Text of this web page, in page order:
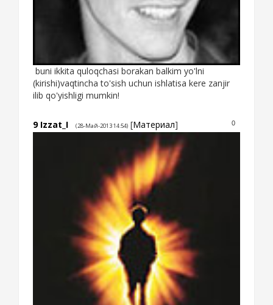
buni ikkita quloqchasi borakan balkim yo'lni
(kirishi)vaqtincha to'sish uchun ishlatisa kere zanjir
ilib qo'yishligi mumkin!
0
9 Izzat_I (28-Май-2013 14:54) [Материал]